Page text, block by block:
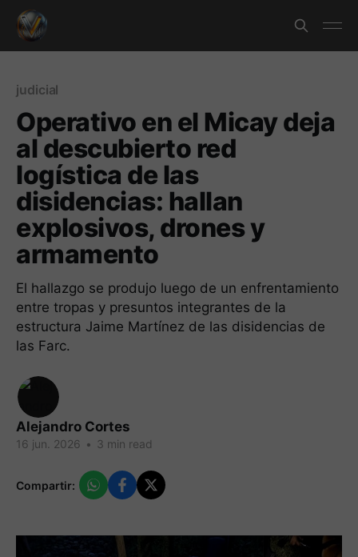
judicial
Operativo en el Micay deja
al descubierto red
logística de las
disidencias: hallan
explosivos, drones y
armamento
El hallazgo se produjo luego de un enfrentamiento
entre tropas y presuntos integrantes de la
estructura Jaime Martínez de las disidencias de
las Farc.
Alejandro Cortes
16 jun. 2026 • 3 min read
Compartir: